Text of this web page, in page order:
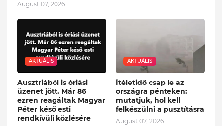
August 07, 2026
AKTUÁLIS
Ausztriából is óriási
üzenet jött. Már 86
ezren reagáltak Magyar
Péter késő esti
rendkívüli közlésére
AKTUÁLIS
Ítéletidő csap le az
országra pénteken:
mutatjuk, hol kell
felkészülni a pusztításra
August 07, 2026